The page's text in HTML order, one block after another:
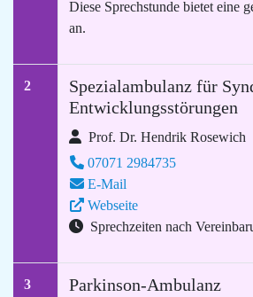
Diese Sprechstunde bietet eine
an.
2
Spezialambulanz für
Entwicklungsstörungen
Prof. Dr. Hendrik Rosewich
07071 2984735
E-Mail
Webseite
Sprechzeiten nach
3 Parkinson-Ambulanz